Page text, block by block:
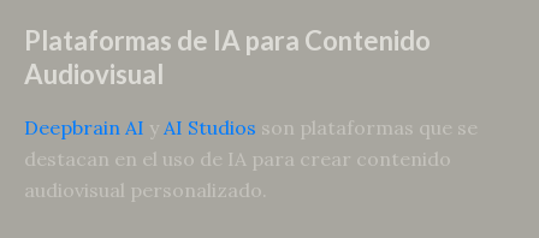
Plataformas de IA para Contenido
Audiovisual
Deepbrain AI y AI Studios son plataformas que se
destacan en el uso de IA para crear contenido
audiovisual personalizado.